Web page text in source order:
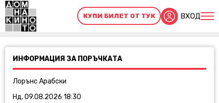
КУПИ БИЛЕТ ОТ ТУК ВХОД
ИНФОРМАЦИЯ ЗА ПОРЪЧКАТА
Лорънс Арабски
Нд, 09.08.2026 18:30